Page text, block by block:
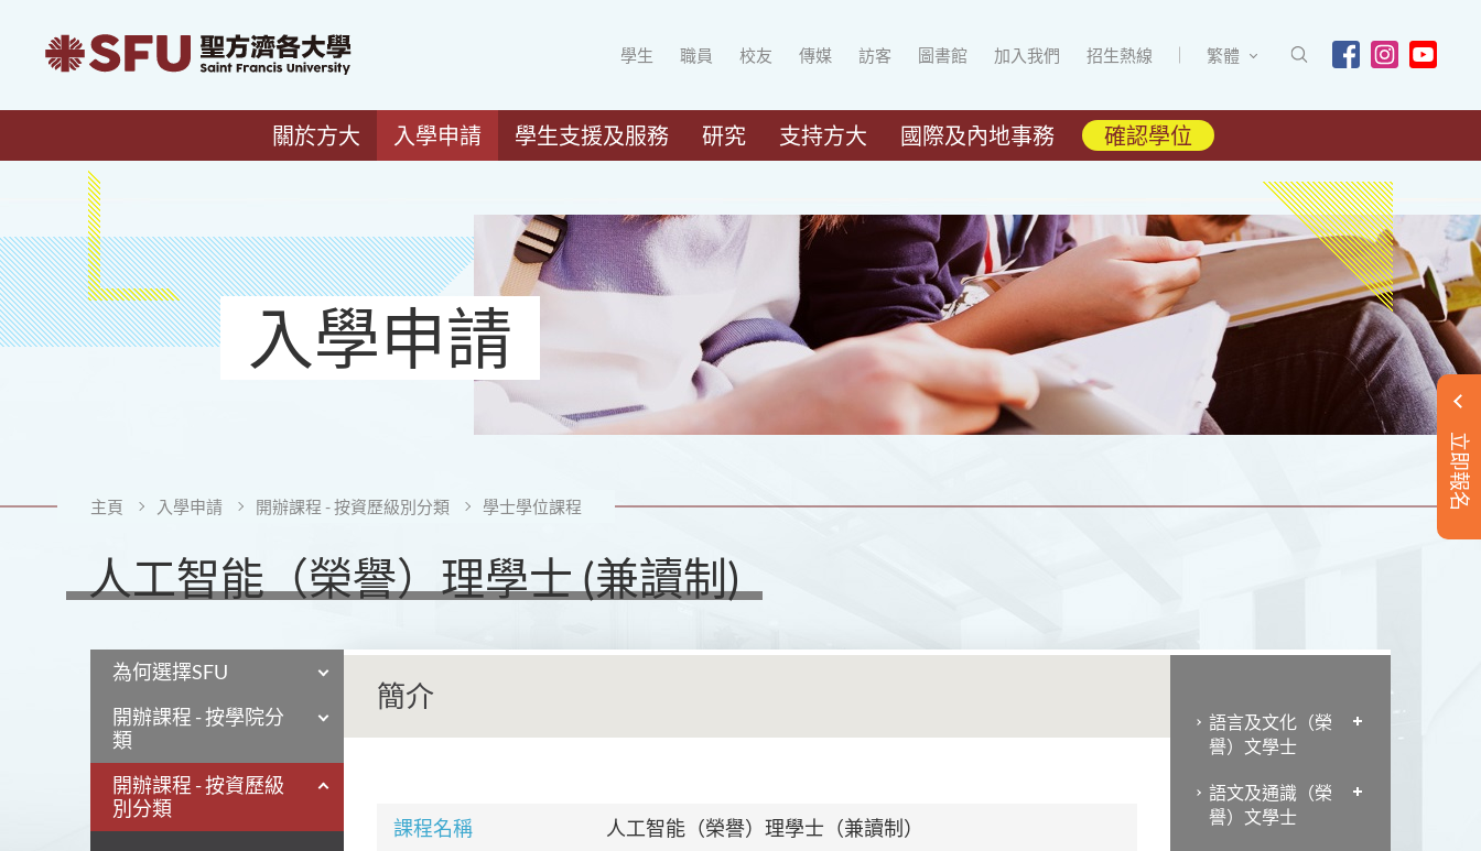
學生 職員 校友 傳媒 訪客 圖書館 加入我們 招生熱線 繁體
關於方大 入學申請 學生支援及服務 研究 支持方大 國際及內地事務 確認學位
立即報名
入學申請
主頁 入學申請 開辦課程 - 按資歷級別分類 學士學位課程
人工智能（榮譽）理學士 (兼讀制)
為何選擇SFU
開辦課程 - 按學院分
類
開辦課程 - 按資歷級
別分類
簡介
課程名稱 人工智能（榮譽）理學士 （兼讀制）
語言及文化（榮
譽）文學士
語文及通識（榮
譽）文學士